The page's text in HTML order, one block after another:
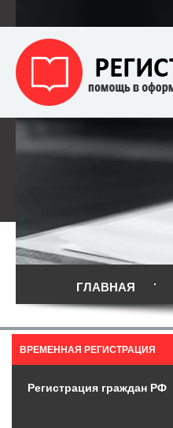
ГЛАВНАЯ
ВРЕМЕННАЯ РЕГИСТРАЦИЯ
Регистрация граждан РФ